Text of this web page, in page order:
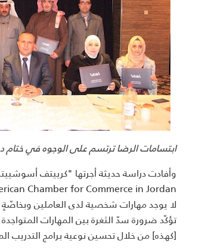
ابتسامات الرضا ترتسم على الوجوه في ختام
لا يوجد مهارات شخصية لدى العاملين
تؤكّد ضرورة سدّ الثغرة بين المهارات
[كهذه] من خلال تحسين نوعية برامج التدريب